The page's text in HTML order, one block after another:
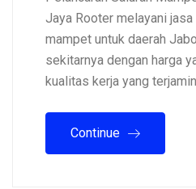
Jaya Rooter melayani
mampet untuk daerah
sekitarnya dengan harga
kualitas kerja yang
Continue